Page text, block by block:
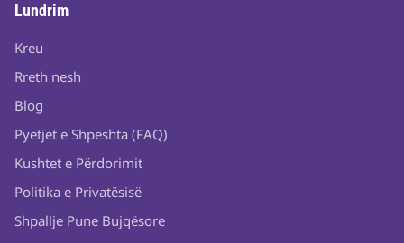
Lundrim
Kreu
Rreth nesh
Blog
Pyetjet e Shpeshta (FAQ)
Kushtet e Përdorimit
Politika e Privatësisë
Shpallje Pune Bujqësore